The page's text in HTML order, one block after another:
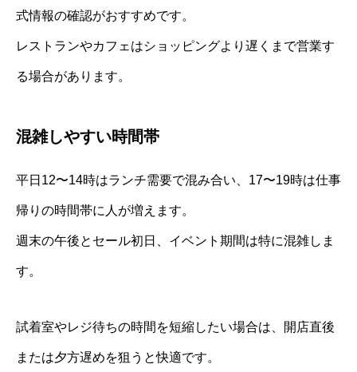
式情報の確認がおすすめです。
レストランやカフェはショッピングより遅くまで営業す
る場合があります。
混雑しやすい時間帯
平日12〜14時はランチ需要で混み合い、17〜19時は仕事
帰りの時間帯に人が増えます。
週末の午後とセール初日、イベント期間は特に混雑しま
す。
試着室やレジ待ちの時間を短縮したい場合は、開店直後
または夕方遅めを狙うと快適です。